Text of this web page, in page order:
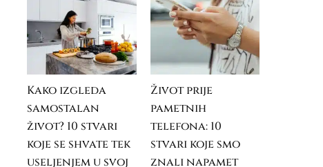
Kako izgleda
samostalan
život? 10 stvari
koje se shvate tek
useljenjem u svoj
Život prije
pametnih
telefona: 10
stvari koje smo
znali napamet